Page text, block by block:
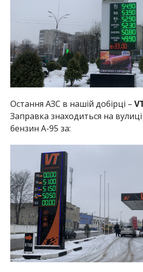
Остання АЗС в нашій добірці –
Заправка знаходиться на
бензин А-95 за: